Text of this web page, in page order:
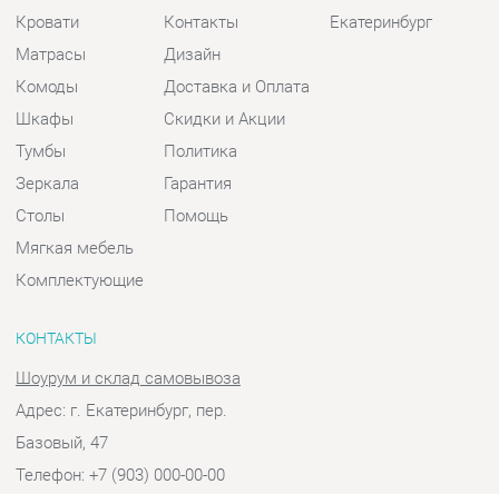
Зеркала
Столы
Мягкая мебель
Комплектующие
Политика
Помощь
КОНТАКТЫ
Шоурум и склад самовывоза
Адрес: г. Екатеринбург, пер.
Базовый, 47
Часы работы:
Пн - Пт:10:00 - 18:00 (GMT+5)
Отправить сообщение
© 2009-2026 Спальни-Екатеринбург